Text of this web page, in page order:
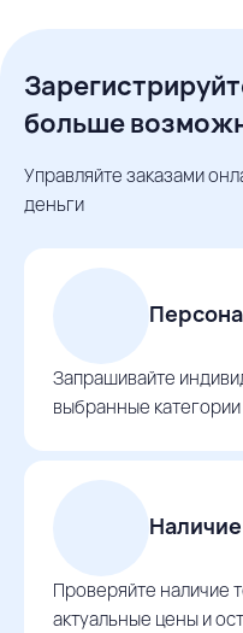
больше
Управляйте заказами
деньги
Запрашивайте
выбранные
Проверяйте наличие
актуальные цены и